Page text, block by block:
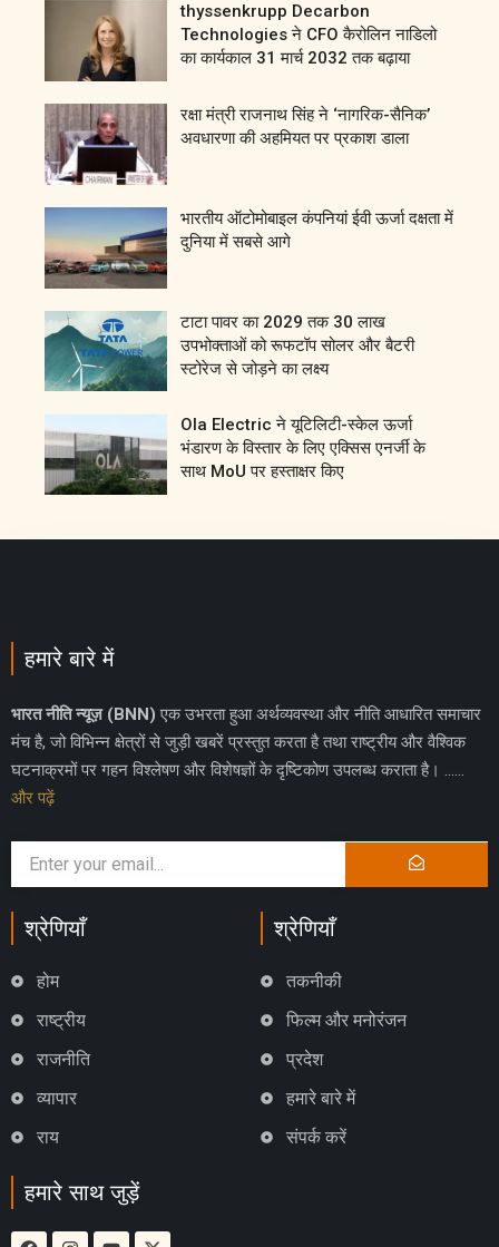
thyssenkrupp Decarbon
Technologies ने CFO कैरोलिन नाडिलो
का कार्यकाल 31 मार्च 2032 तक बढ़ाया
रक्षा मंत्री राजनाथ सिंह ने ‘नागरिक-सैनिक’
अवधारणा की अहमियत पर प्रकाश डाला
भारतीय ऑटोमोबाइल कंपनियां ईवी ऊर्जा दक्षता में
दुनिया में सबसे आगे
टाटा पावर का 2029 तक 30 लाख
उपभोक्ताओं को रूफटॉप सोलर और बैटरी
स्टोरेज से जोड़ने का लक्ष्य
Ola Electric ने यूटिलिटी-स्केल ऊर्जा
भंडारण के विस्तार के लिए एक्सिस एनर्जी के
साथ MoU पर हस्ताक्षर किए
हमारे बारे में
भारत नीति न्यूज़ (BNN) एक उभरता हुआ अर्थव्यवस्था और नीति आधारित समाचार
मंच है, जो विभिन्न क्षेत्रों से जुड़ी खबरें प्रस्तुत करता है तथा राष्ट्रीय और वैश्विक
घटनाक्रमों पर गहन विश्लेषण और विशेषज्ञों के दृष्टिकोण उपलब्ध कराता है। ……
और पढ़ें
श्रेणियाँ
होम
राष्ट्रीय
राजनीति
व्यापार
राय
श्रेणियाँ
तकनीकी
फिल्म और मनोरंजन
प्रदेश
हमारे बारे में
संपर्क करें
हमारे साथ जुड़ें